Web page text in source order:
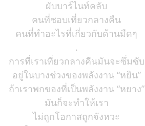
ผับบาร์ไนท์คลับ
คนที่ชอบเที่ยวกลางคืน
คนที่ทำอะไรที่เกี่ยวกับด้านมืดๆ
.
การที่เราเที่ยวกลางคืนมันจะซึ่มซับ
อยู่ในบางช่วงของพลังงาน “หยิน”
ถ้าเราพกของที่เป็นพลังงาน “หยาง”
มันก็จะทำให้เรา
ไม่ถูกโอกาสถูกจังหวะ